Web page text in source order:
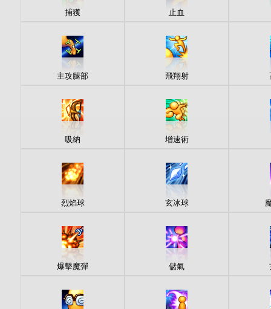
捕獲 止血
主攻腿部 飛翔射
吸納 增速術
烈焰球 玄冰球
爆擊魔彈 儲氣